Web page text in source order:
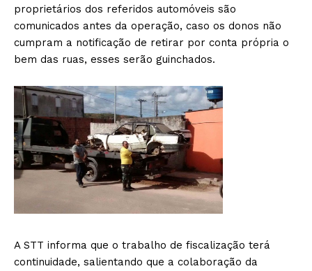
proprietários dos referidos automóveis são
comunicados antes da operação, caso os donos não
cumpram a notificação de retirar por conta própria o
bem das ruas, esses serão guinchados.
A STT informa que o trabalho de fiscalização terá
continuidade, salientando que a colaboração da